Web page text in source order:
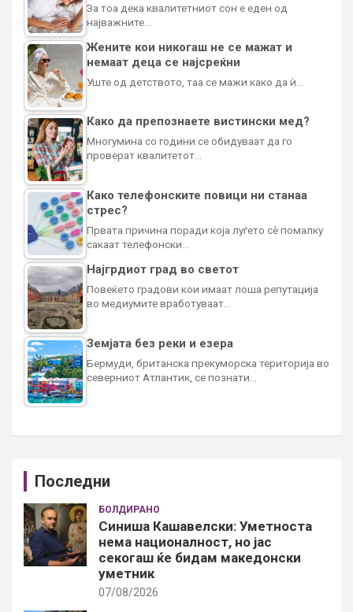
За тоа дека квалитетниот сон е еден од
најважните…
Жените кои никогаш не се мажат и
немаат деца се најсреќни
Уште од детството, таа се мажи како да ѝ…
Како да препознаете вистински мед?
Многумина со години се обидуваат да го
проверат квалитетот…
Како телефонските повици ни станаа
стрес?
Првата причина поради која луѓето сè помалку
сакаат телефонски…
Најгрдиот град во светот
Повеќето градови кои имаат лоша репутација
во медиумите вработуваат…
Земјата без реки и езера
Бермуди, британска прекуморска територија во
северниот Атлантик, се познати…
Последни
БОЛДИРАНО
Синиша Кашавелски: Уметноста
нема националност, но јас
секогаш ќе бидам македонски
уметник
07/08/2026